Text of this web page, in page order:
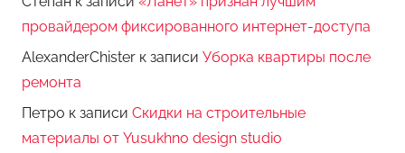
провайдером фиксированного интернет-доступа
AlexanderChister к записи Уборка квартиры после
ремонта
Петро к записи Скидки на строительные
материалы от Yusukhno design studio